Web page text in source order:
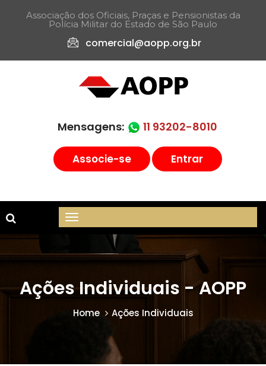
Associação dos Oficiais, Praças e Pensionistas da
Polícia Militar do Estado de São Paulo​
comercial@aopp.org.br
Mensagens: 11 93202-8010
Associe-se Entrar
Ações Individuais - AOPP
Home Ações Individuais